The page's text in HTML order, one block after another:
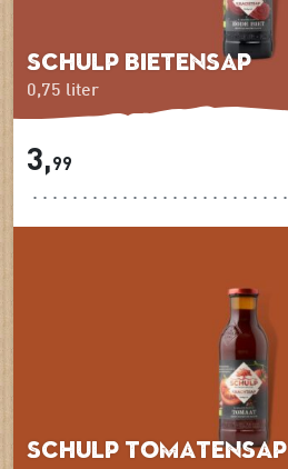
0,75 liter
Schulp Bietensap
3,99
Schulp Tomatensap